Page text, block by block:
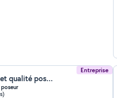
Entreprise
Construction et qualité pose métallerie